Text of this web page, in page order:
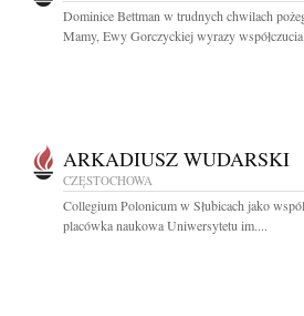
Dominice Bettman w trudnych chwilach
Mamy, Ewy Gorczyckiej wyrazy
ARKADIUSZ WUDARSKI
CZĘSTOCHOWA
Collegium Polonicum w Słubicach jako
placówka naukowa Uniwersytetu im....